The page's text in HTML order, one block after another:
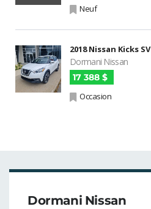
Neuf
2018 Nissan Kicks SV
Dormani Nissan
17 388 $
Occasion
Dormani Nissan